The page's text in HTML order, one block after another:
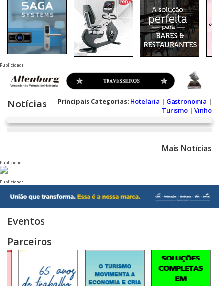
Publicidade
Notícias Principais Categorias: Hotelaria | Gastronomia |
Turismo | Vinho
Mais Notícias
Publicidade
Publicidade
Eventos
Parceiros